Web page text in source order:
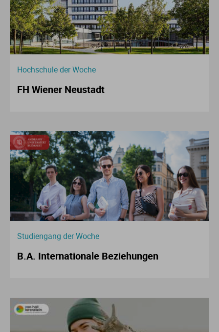
Hochschule der Woche
FH Wiener Neustadt
Studiengang der Woche
B.A. Internationale Beziehungen